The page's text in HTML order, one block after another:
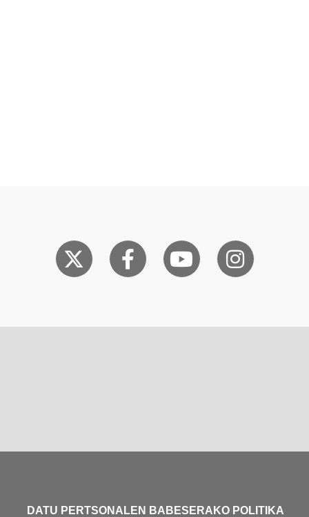
DATU PERTSONALEN BABESERAKO POLITIKA